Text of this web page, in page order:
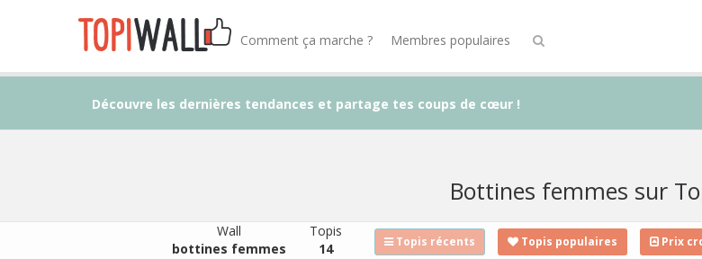
Comment ça marche ? Membres populaires
Découvre les dernières tendances et partage tes coups de cœur !
Bottines femmes sur
Wall
bottines femmes
Topis
14
Topis récents Topis populaires Prix